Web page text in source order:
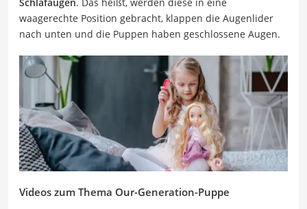
waagerechte Position gebracht, klappen die Augenlider
nach unten und die Puppen haben geschlossene Augen.
Videos zum Thema Our-Generation-Puppe